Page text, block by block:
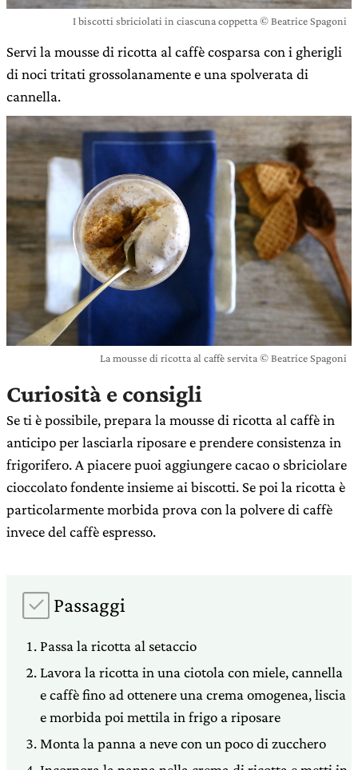
I biscotti sbriciolati in ciascuna coppetta © Beatrice Spagoni
Servi la mousse di ricotta al caffè cosparsa con i gherigli
di noci tritati grossolanamente e una spolverata di
cannella.
La mousse di ricotta al caffè servita © Beatrice Spagoni
Curiosità e consigli
Se ti è possibile, prepara la mousse di ricotta al caffè in
anticipo per lasciarla riposare e prendere consistenza in
frigorifero. A piacere puoi aggiungere cacao o sbriciolare
cioccolato fondente insieme ai biscotti. Se poi la ricotta è
particolarmente morbida prova con la polvere di caffè
invece del caffè espresso.
Passaggi
Passa la ricotta al setaccio
Lavora la ricotta in una ciotola con miele, cannella
e caffè fino ad ottenere una crema omogenea, liscia
e morbida poi mettila in frigo a riposare
Monta la panna a neve con un poco di zucchero